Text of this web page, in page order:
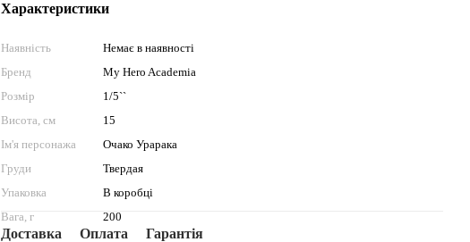
Характеристики
Наявність
Немає в наявності
Бренд
My Hero Academia
Розмір
1/5``
Висота, см
15
Ім'я персонажа
Очако Урарака
Груди
Твердая
Упаковка
В коробці
Вага, г
200
Доставка Оплата Гарантія